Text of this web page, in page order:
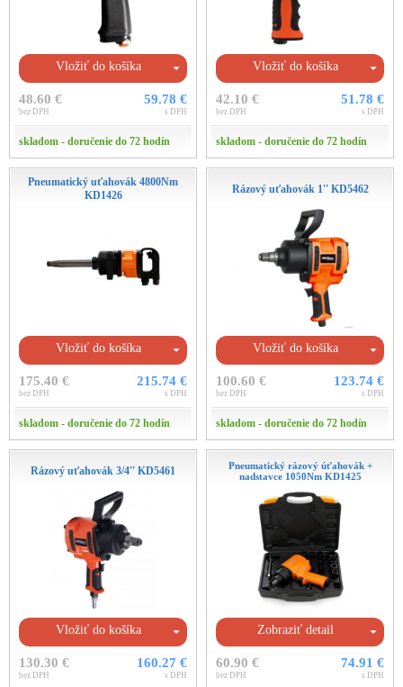
Vložiť do košíka
48.60 €
bez DPH
59.78 €
s DPH
skladom - doručenie do 72 hodín
Vložiť do košíka
42.10 €
bez DPH
51.78 €
s DPH
skladom - doručenie do 72 hodín
Pneumatický uťahovák 4800Nm
KD1426
Vložiť do košíka
175.40 €
bez DPH
215.74 €
s DPH
skladom - doručenie do 72 hodín
Rázový uťahovák 1'' KD5462
Vložiť do košíka
100.60 €
bez DPH
123.74 €
s DPH
skladom - doručenie do 72 hodín
Rázový uťahovák 3/4'' KD5461
Vložiť do košíka
130.30 €
bez DPH
160.27 €
s DPH
Pneumatický rázový úťahovák +
nadstavce 1050Nm KD1425
Zobraziť detail
60.90 €
bez DPH
74.91 €
s DPH